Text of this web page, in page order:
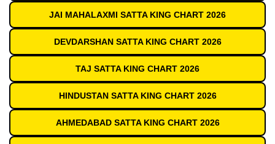
JAI MAHALAXMI SATTA KING CHART 2026
DEVDARSHAN SATTA KING CHART 2026
TAJ SATTA KING CHART 2026
HINDUSTAN SATTA KING CHART 2026
AHMEDABAD SATTA KING CHART 2026